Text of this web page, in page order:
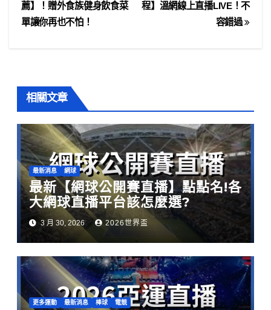
程】溫網線上直播LIVE！不
容錯過
薦】！贈外食族健身飲食菜
單讓你再也不怕！
相關文章
最新消息 網球
最新【網球公開賽直播】點點名!各
大網球直播平台該怎麼選?
3 月 30, 2026 2026世界盃
更多運動 最新消息 棒球 電競